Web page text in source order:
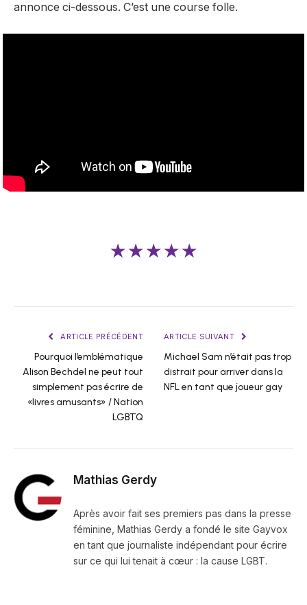
annonce ci-dessous. C’est une course folle.
★★★★★
ARTICLE PRÉCÉDENT
Pourquoi l’emblématique
Alison Bechdel ne peut tout
simplement pas écrire de
«livres amusants» / Nation
LGBTQ
ARTICLE SUIVANT
Michael Sam n’était pas trop
distrait pour arriver dans la
NFL en tant que joueur gay
Mathias Gerdy
Après avoir fait ses premiers pas dans la presse
féminine, Mathias Gerdy a fondé le site Gayvox
en tant que journaliste indépendant pour écrire
sur ce qui lui tenait à cœur : la cause LGBT.